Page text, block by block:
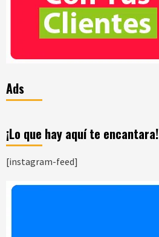
Ads
¡Lo que hay aquí te encantara!
[instagram-feed]